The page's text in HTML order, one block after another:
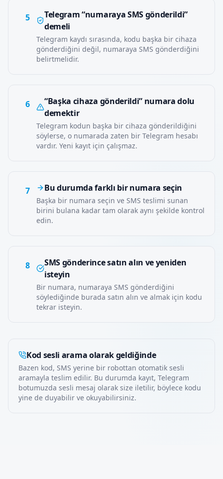
5
Telegram “numaraya SMS gönderildi”
demeli
Telegram kaydı sırasında, kodu başka bir cihaza
gönderdiğini değil, numaraya SMS gönderdiğini
belirtmelidir.
6
“Başka cihaza gönderildi” numara dolu
demektir
Telegram kodun başka bir cihaza gönderildiğini
söylerse, o numarada zaten bir Telegram hesabı
vardır. Yeni kayıt için çalışmaz.
7 Bu durumda farklı bir numara seçin
Başka bir numara seçin ve SMS teslimi sunan
birini bulana kadar tam olarak aynı şekilde kontrol
edin.
8
SMS gönderince satın alın ve yeniden
isteyin
Bir numara, numaraya SMS gönderdiğini
söylediğinde burada satın alın ve almak için kodu
tekrar isteyin.
Kod sesli arama olarak geldiğinde
Bazen kod, SMS yerine bir robottan otomatik sesli
aramayla teslim edilir. Bu durumda kayıt, Telegram
botumuzda sesli mesaj olarak size iletilir, böylece kodu
yine de duyabilir ve okuyabilirsiniz.